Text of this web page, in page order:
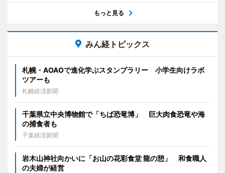
もっと見る
みん経トピックス
札幌・AOAOで進化学ぶスタンプラリー 小学生向けラボ
ツアーも
札幌経済新聞
千葉県立中央博物館で「ちば恐竜博」 巨大肉食恐竜や海
の捕食者も
千葉経済新聞
岩木山神社向かいに「お山の花彩食堂 龍の憩」 和食職人
の夫婦が経営